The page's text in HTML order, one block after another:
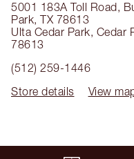
5001 183A Toll Road,
Park, TX 78613
Ulta Cedar Park, Cedar
78613
(512) 259-1446
Store details
View